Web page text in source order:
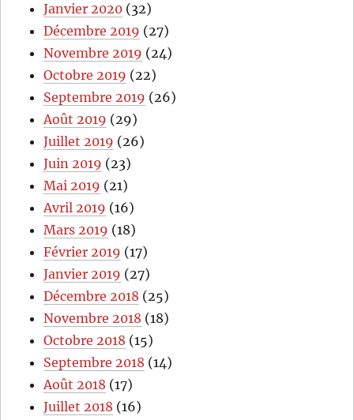
Janvier 2020 (32)
Décembre 2019 (27)
Novembre 2019 (24)
Octobre 2019 (22)
Septembre 2019 (26)
Août 2019 (29)
Juillet 2019 (26)
Juin 2019 (23)
Mai 2019 (21)
Avril 2019 (16)
Mars 2019 (18)
Février 2019 (17)
Janvier 2019 (27)
Décembre 2018 (25)
Novembre 2018 (18)
Octobre 2018 (15)
Septembre 2018 (14)
Août 2018 (17)
Juillet 2018 (16)